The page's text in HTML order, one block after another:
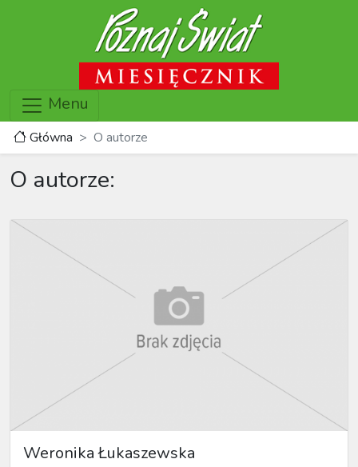
Menu
Główna O autorze
O autorze:
Weronika Łukaszewska